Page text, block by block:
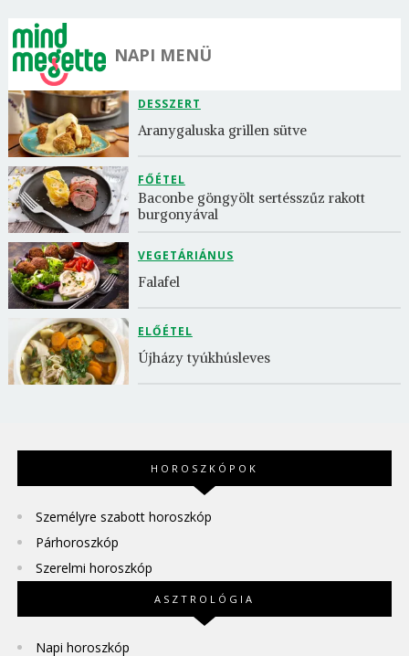
NAPI MENÜ
DESSZERT
Aranygaluska grillen sütve
FŐÉTEL
Baconbe göngyölt sertésszűz rakott
burgonyával
VEGETÁRIÁNUS
Falafel
ELŐÉTEL
Újházy tyúkhúsleves
HOROSZKÓPOK
Személyre szabott horoszkóp
Párhoroszkóp
Szerelmi horoszkóp
ASZTROLÓGIA
Napi horoszkóp